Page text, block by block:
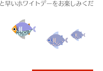
早いホワイトデーをお楽しみくだ